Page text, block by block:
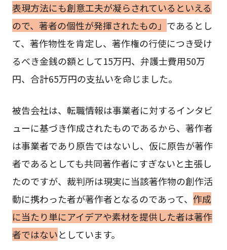
表現方法にも創意工夫が凝らされているといえる
ので、著者の個性が発揮されたもの」 であるとし
て、著作物性を肯定し、著作権の行使につき受け
るべき金銭の額として15万円、弁護士費用50万
円、合計65万円の支払いを命じました。
被告会社は、転職情報は事業者に対するインタビ
ューに基づき作成されたものであるから、著作者
は事業者であり原告ではないし、仮に原告が著作
者であるとしても共同著作者にすぎないと主張し
たのですが、裁判所は現実に当該著作物の創作活
動に携わった者が著作者となるのであって、 作成
に当たり単にアイデアや素材を提供した者は著作
者ではないとしています。